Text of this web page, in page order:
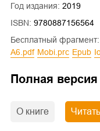
Год издания: 2019
ISBN: 9780887156564
Бесплатный фрагмент:
a6.pdf
mobi.prc epub
Полная версия
О книге Читать